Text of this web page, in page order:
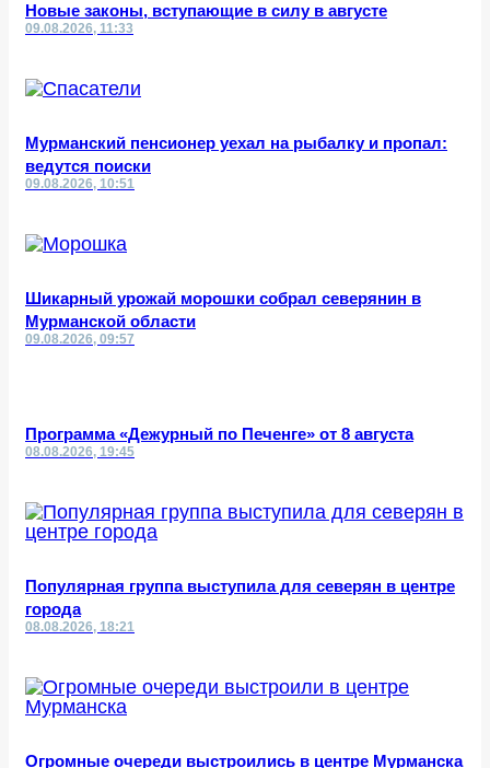
Новые законы, вступающие в силу в августе
09.08.2026, 11:33
Мурманский пенсионер уехал на рыбалку и пропал:
ведутся поиски
09.08.2026, 10:51
Шикарный урожай морошки собрал северянин в
Мурманской области
09.08.2026, 09:57
Программа «Дежурный по Печенге» от 8 августа
08.08.2026, 19:45
Популярная группа выступила для северян в центре
города
08.08.2026, 18:21
Огромные очереди выстроились в центре Мурманска